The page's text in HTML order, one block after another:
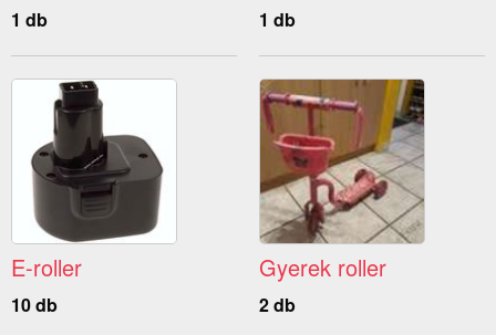
1 db 1 db
E-roller
10 db
Gyerek roller
2 db